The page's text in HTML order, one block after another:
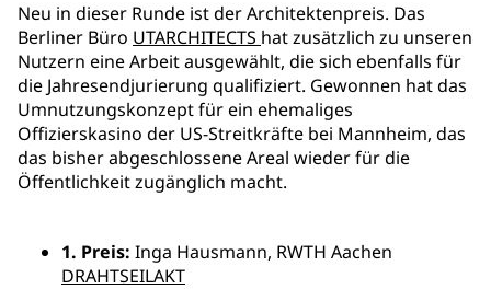
Neu in dieser Runde ist der Architektenpreis. Das
Berliner Büro UTARCHITECTS hat zusätzlich zu unseren
Nutzern eine Arbeit ausgewählt, die sich ebenfalls für
die Jahresendjurierung qualifiziert. Gewonnen hat das
Umnutzungskonzept für ein ehemaliges
Offizierskasino der US-Streitkräfte bei Mannheim, das
das bisher abgeschlossene Areal wieder für die
Öffentlichkeit zugänglich macht.
1. Preis: Inga Hausmann, RWTH Aachen
DRAHTSEILAKT